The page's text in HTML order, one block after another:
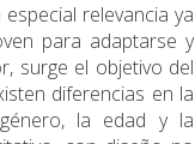
relevancia ya
para adaptarse y
surge el objetivo del
diferencias en la
la edad y la